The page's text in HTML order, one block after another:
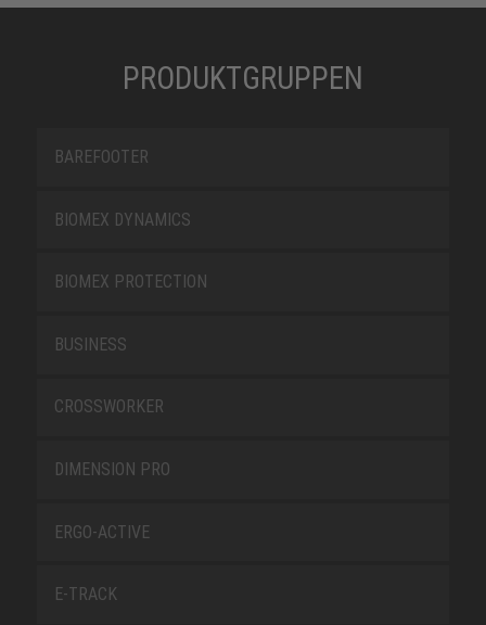
PRODUKTGRUPPEN
BAREFOOTER
BIOMEX DYNAMICS
BIOMEX PROTECTION
BUSINESS
CROSSWORKER
DIMENSION PRO
ERGO-ACTIVE
E-TRACK